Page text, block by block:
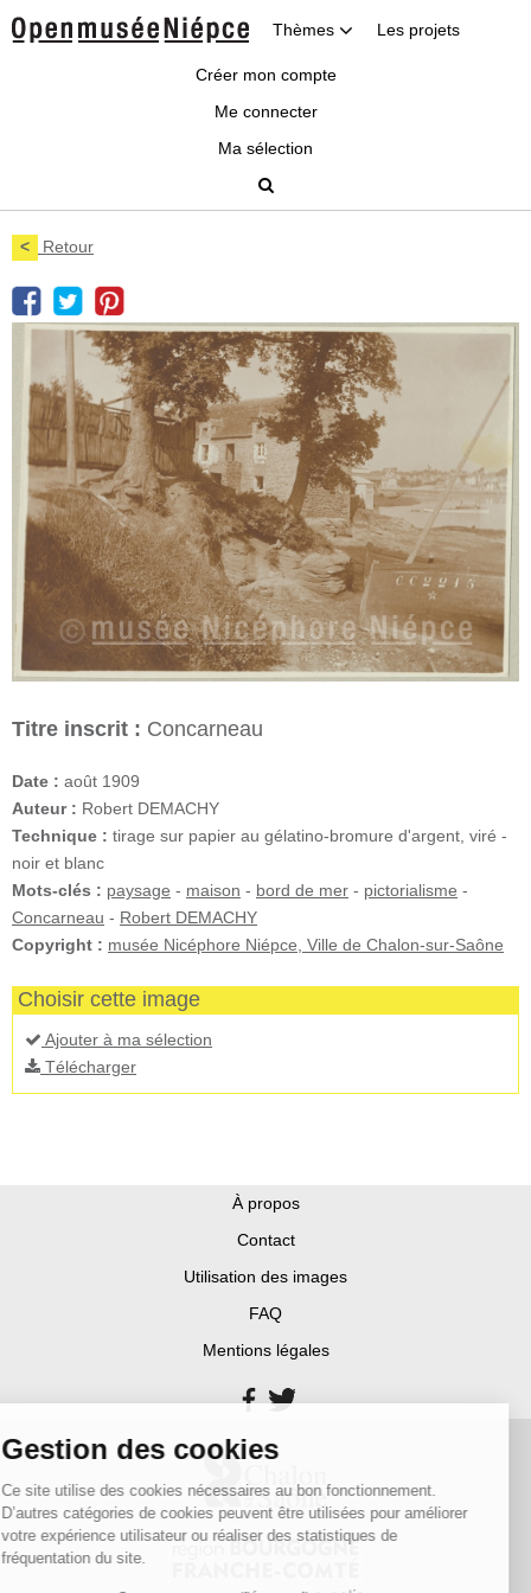
Thèmes Les projets
Créer mon compte
Me connecter
Ma sélection
< Retour
Titre inscrit : Concarneau
Date : août 1909
Auteur : Robert DEMACHY
Technique : tirage sur papier au gélatino-bromure d'argent, viré -
noir et blanc
Mots-clés : paysage - maison - bord de mer - pictorialisme -
Concarneau - Robert DEMACHY
Copyright : musée Nicéphore Niépce, Ville de Chalon-sur-Saône
Choisir cette image
Ajouter à ma sélection
Télécharger
À propos
Contact
Utilisation des images
FAQ
Mentions légales
Gestion des cookies
Ce site utilise des cookies nécessaires au bon fonctionnement.
D’autres catégories de cookies peuvent être utilisées pour améliorer
votre expérience utilisateur ou réaliser des statistiques de
fréquentation du site.